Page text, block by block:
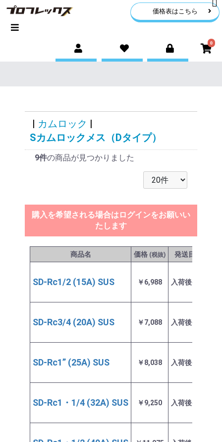
価格表はこちら
0
| カムロック |
Sカムロックメス（Dタイプ）
9件の商品が見つかりました
購入を希望される場合はログインをお願いい
たします
商品名 価格 (税抜) 発送目安
SD-Rc1/2 (15A) SUS ￥6,988 入荷後発送
SD-Rc3/4 (20A) SUS ￥7,088 入荷後発送
SD-Rc1” (25A) SUS ￥8,038 入荷後発送
SD-Rc1・1/4 (32A) SUS ￥9,250 入荷後発送